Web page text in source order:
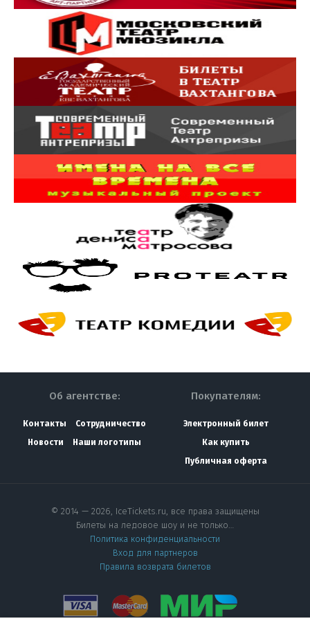
Об агентстве:
Контакты
Сотрудничество
Новости
Наши логотипы
Покупателям:
Электронный билет
Как купить
Публичная оферта
© 2014 — 2026, IceTickets.ru, все права защищены
Билеты на ледовое шоу и не только…
Политика конфиденциальности
Вход для партнеров
Правила возврата билетов